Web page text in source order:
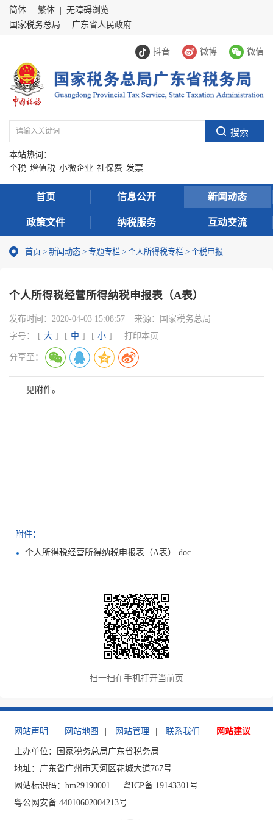
简体 繁体
无障碍浏览
国家税务总局
广东省人民政府
抖音 微博 微信
本站热词：
个税 增值税 小微企业 社保费 发票
首页 信息公开 新闻动态
政策文件 纳税服务 互动交流
首页 > 新闻动态 > 专题专栏 > 个人所得税专栏 > 个税申报
个人所得税经营所得纳税申报表（A表）
发布时间： 2020-04-03 15:08:57 来源：
国家税务总局
字号：
[ 大 ] [ 中 ] [ 小 ] 打印本页
分享至：
见附件。
附件：
个人所得税经营所得纳税申报表（A表）.doc
扫一扫在手机打开当前页
网站声明 网站地图 网站管理 联系我们 网站建议
主办单位：国家税务总局广东省税务局
地址：广东省广州市天河区花城大道767号
网站标识码：bm29190001
粤ICP备 19143301号
粤公网安备 44010602004213号